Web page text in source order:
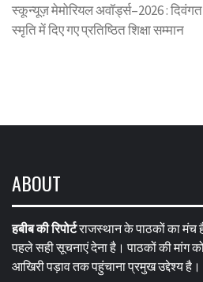
स्कून्यूज़ मेमोरियल अवॉर्ड्स–2026 : दिवंगत
स्मृति में दिए गए प्रतिष्ठित शिक्षा सम्मान
ABOUT
हबीब की रिपोर्टराजस्थान के पाठकों का
पहले सही सूचनाएं देना है। पाठकों की मांग
आखिरी पड़ाव तक पहुंचाना प्रमुख उद्देश्य है।